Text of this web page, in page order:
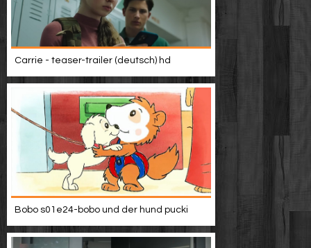
Carrie - teaser-trailer (deutsch) hd
Bobo s01e24-bobo und der hund pucki